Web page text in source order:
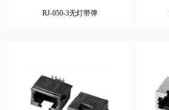
RJ-050-3无灯带弹